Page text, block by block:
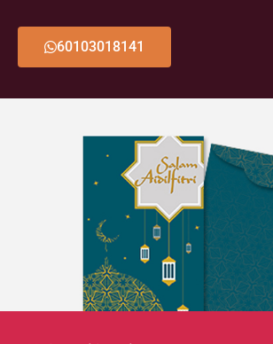
60103018141